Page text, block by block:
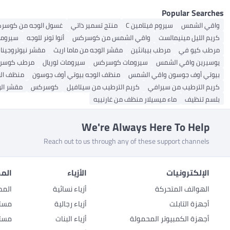
Popular Searches
واقي الشمس سيروم فيتامين C منتج تسمير ذاتي غسول الوجه من
كريم الليل مينيمالست
واقي الشمس من كوسركس أنوا تونر للوجه
مرطب كيو في
مرطب بيبانثين مقشر الوجه من ماما اريث مقشر
يوسيرين واقي الشمس
سيرومات كوسركس سيرومات لوريال مرطب
بيوتي أوف جوسون واقي الشمس
منظف ​​الوجه بيوتي أوف جوسون منظف
كريم الترطيب من سيرافي
كريم الترطيب من سيتافيل كوسركس مقشر
بلسم تنظيف
ماء ميسيلار منظف من غارنييه
We're Always Here To Help
Reach out to us through any of these support channels
الإلكترونيات
الهواتف المتحركة
أجهزة التابلت
أجهزة الكمبيوتر المحمولة
الأزياء
أزياء نسائية
أزياء رجالية
أزياء البنات